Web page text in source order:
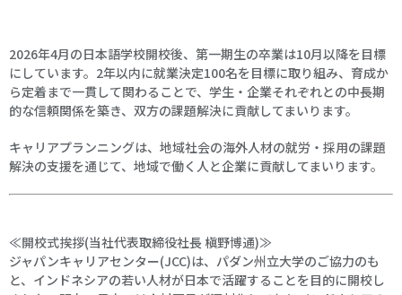
2026年4月の日本語学校開校後、第一期生の卒業は10月以降を目標
にしています。2年以内に就業決定100名を目標に取り組み、育成か
ら定着まで一貫して関わることで、学生・企業それぞれとの中長期
的な信頼関係を築き、双方の課題解決に貢献してまいります。
キャリアプランニングは、地域社会の海外人材の就労・採用の課題
解決の支援を通じて、地域で働く人と企業に貢献してまいります。
≪開校式挨拶(当社代表取締役社長 槇野博通)≫
ジャパンキャリアセンター(JCC)は、パダン州立大学のご協力のも
と、インドネシアの若い人材が日本で活躍することを目的に開校し